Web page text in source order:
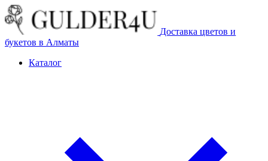
Доставка цветов и
букетов в Алматы
Каталог